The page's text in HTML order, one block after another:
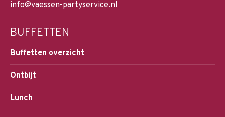
info@vaessen-partyservice.nl
BUFFETTEN
Buffetten overzicht
Ontbijt
Lunch